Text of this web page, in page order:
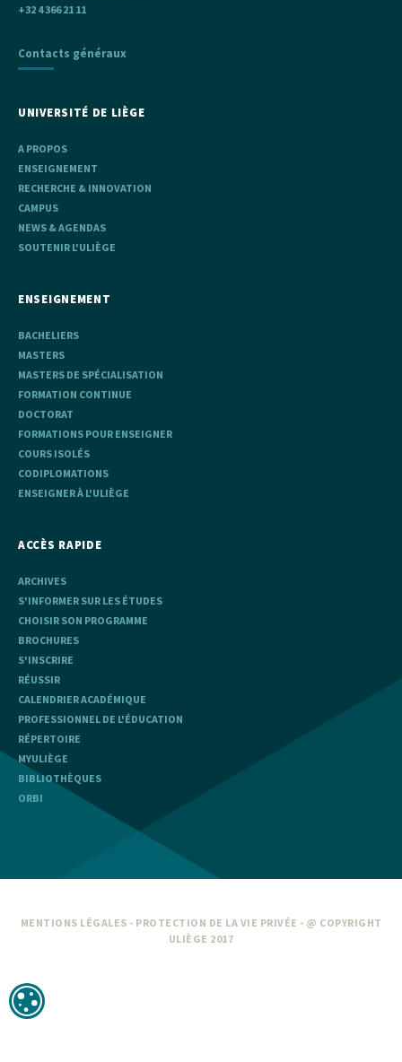
+32 4 366 21 11
Contacts généraux
UNIVERSITÉ DE LIÈGE
A PROPOS
ENSEIGNEMENT
RECHERCHE & INNOVATION
CAMPUS
NEWS & AGENDAS
SOUTENIR L'ULIÈGE
ENSEIGNEMENT
BACHELIERS
MASTERS
MASTERS DE SPÉCIALISATION
FORMATION CONTINUE
DOCTORAT
FORMATIONS POUR ENSEIGNER
COURS ISOLÉS
CODIPLOMATIONS
ENSEIGNER À L'ULIÈGE
ACCÈS RAPIDE
ARCHIVES
S'INFORMER SUR LES ÉTUDES
CHOISIR SON PROGRAMME
BROCHURES
S'INSCRIRE
RÉUSSIR
CALENDRIER ACADÉMIQUE
PROFESSIONNEL DE L'ÉDUCATION
RÉPERTOIRE
MYULIÈGE
BIBLIOTHÈQUES
ORBI
MENTIONS LÉGALES - PROTECTION DE LA VIE PRIVÉE - @ COPYRIGHT
ULIÈGE 2017